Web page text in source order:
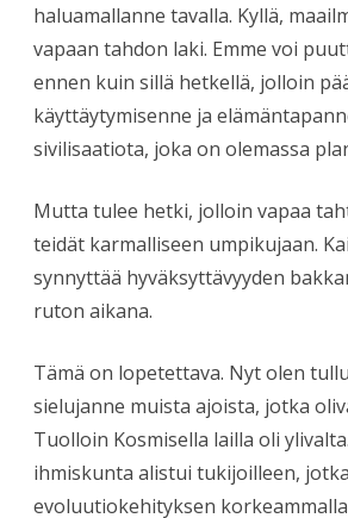
haluamallanne tavalla. Kyllä,
vapaan tahdon laki. Emme voi
ennen kuin sillä hetkellä, jolloin
käyttäytymisenne ja
sivilisaatiota, joka on olemassa
Mutta tulee hetki, jolloin vapaa
teidät karmalliseen umpikujaan.
synnyttää hyväksyttävyyden
ruton aikana.
Tämä on lopetettava. Nyt olen
sielujanne muista ajoista, jotka
Tuolloin Kosmisella lailla oli
ihmiskunta alistui tukijoilleen,
evoluutiokehityksen